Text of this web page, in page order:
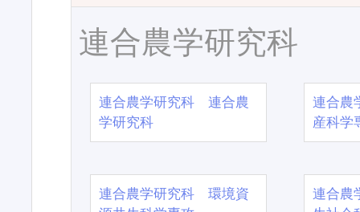
連合農学研究科
連合農学研究科 連合農
学研究科
連合農
産科学
連合農学研究科 環境資
連合農